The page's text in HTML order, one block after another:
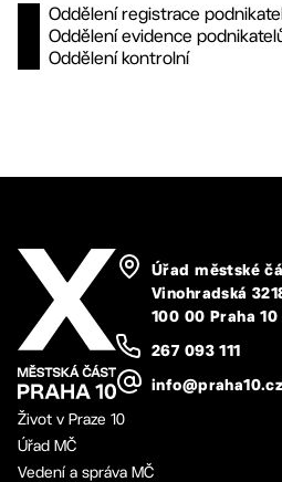
Oddělení registrace
Oddělení evidence
Oddělení kontrolní
Úřad městské
Vinohradská
100 00 Praha 10
267 093 111
info@praha10.cz
Život v Praze 10
Úřad MČ
Vedení a správa MČ